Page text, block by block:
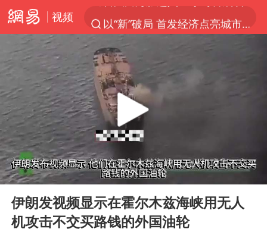
视频
看守所辅警收受10万获刑1年
宇树科技发行价格150.80元/股
CIA被曝已秘密设立古巴工作组
U17国足1分钟轰2球
中国养老床位“三连降”
Play
00:00 00:31
伊朗发视频显示在霍尔木兹海峡用无人
机攻击不交买路钱的外国油轮